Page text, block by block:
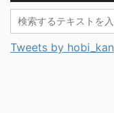
Tweets by hobi_kan